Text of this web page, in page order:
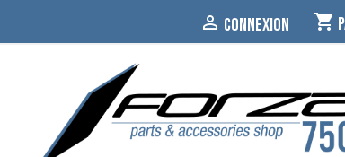
 CONNEXION shopping_cart